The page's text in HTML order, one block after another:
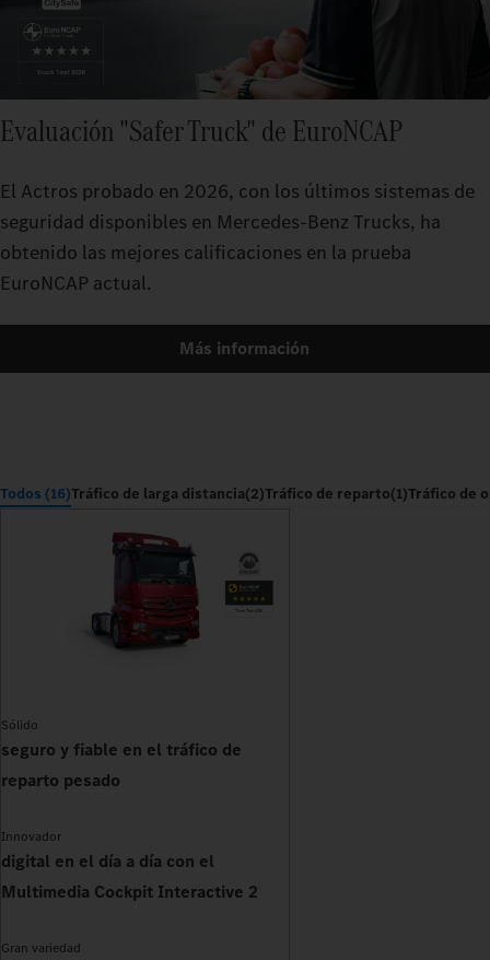
Evaluación "Safer Truck" de EuroNCAP
El Actros probado en 2026, con los últimos sistemas de
seguridad disponibles en Mercedes-Benz Trucks, ha
obtenido las mejores calificaciones en la prueba
EuroNCAP actual.
Más información
Todos (16)Tráfico de larga distancia(2)Tráfico de reparto(1)Tráfico de
Sólido
seguro y fiable en el tráfico de
reparto pesado
Innovador
digital en el día a día con el
Multimedia Cockpit Interactive 2
Gran variedad